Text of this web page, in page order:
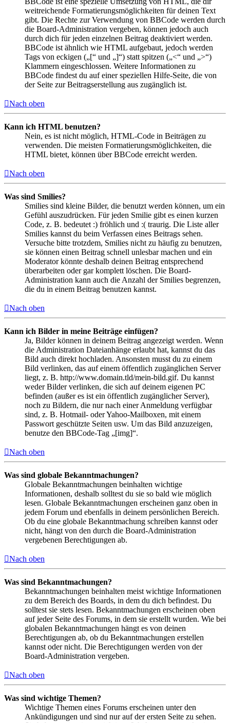
weitreichende Formatierungsmöglichkeiten für deinen Text
gibt. Die Rechte zur Verwendung von BBCode werden durch
die Board-Administration vergeben, können jedoch auch
durch dich für jeden einzelnen Beitrag deaktiviert werden.
BBCode ist ähnlich wie HTML aufgebaut, jedoch werden
Tags von eckigen („[“ und „]“) statt spitzen („<“ und „>“)
Klammern eingeschlossen. Weitere Informationen zu
BBCode findest du auf einer speziellen Hilfe-Seite, die von
der Seite zur Beitragserstellung aus zugänglich ist.
Nach oben
Kann ich HTML benutzen?
Nein, es ist nicht möglich, HTML-Code in Beiträgen zu
verwenden. Die meisten Formatierungsmöglichkeiten, die
HTML bietet, können über BBCode erreicht werden.
Nach oben
Was sind Smilies?
Smilies sind kleine Bilder, die benutzt werden können, um ein
Gefühl auszudrücken. Für jeden Smilie gibt es einen kurzen
Code, z. B. bedeutet :) fröhlich und :( traurig. Die Liste aller
Smilies kannst du beim Verfassen eines Beitrags sehen.
Versuche bitte trotzdem, Smilies nicht zu häufig zu benutzen,
sie können einen Beitrag schnell unlesbar machen und ein
Moderator könnte deshalb deinen Beitrag entsprechend
überarbeiten oder gar komplett löschen. Die Board-
Administration kann auch die Anzahl der Smilies begrenzen,
die du in einem Beitrag benutzen kannst.
Nach oben
Kann ich Bilder in meine Beiträge einfügen?
Ja, Bilder können in deinem Beitrag angezeigt werden. Wenn
die Administration Dateianhänge erlaubt hat, kannst du das
Bild auch direkt hochladen. Ansonsten musst du zu einem
Bild verlinken, das auf einem öffentlich zugänglichen Server
liegt, z. B. http://www.domain.tld/mein-bild.gif. Du kannst
weder Bilder verlinken, die sich auf deinem eigenen PC
befinden (außer es ist ein öffentlich zugänglicher Server),
noch zu Bildern, die nur nach einer Anmeldung verfügbar
sind, z. B. Hotmail- oder Yahoo-Mailboxen, mit einem
Passwort geschützte Seiten usw. Um das Bild anzuzeigen,
benutze den BBCode-Tag „[img]“.
Nach oben
Was sind globale Bekanntmachungen?
Globale Bekanntmachungen beinhalten wichtige
Informationen, deshalb solltest du sie so bald wie möglich
lesen. Globale Bekanntmachungen erscheinen ganz oben in
jedem Forum und ebenfalls in deinem persönlichen Bereich.
Ob du eine globale Bekanntmachung schreiben kannst oder
nicht, hängt von den durch die Board-Administration
vergebenen Berechtigungen ab.
Nach oben
Was sind Bekanntmachungen?
Bekanntmachungen beinhalten meist wichtige Informationen
zu dem Bereich des Boards, in dem du dich befindest. Du
solltest sie stets lesen. Bekanntmachungen erscheinen oben
auf jeder Seite des Forums, in dem sie erstellt wurden. Wie bei
globalen Bekanntmachungen hängt es von deinen
Berechtigungen ab, ob du Bekanntmachungen erstellen
kannst oder nicht. Die Berechtigungen werden von der
Board-Administration vergeben.
Nach oben
Was sind wichtige Themen?
Wichtige Themen eines Forums erscheinen unter den
Ankündigungen und sind nur auf der ersten Seite zu sehen.